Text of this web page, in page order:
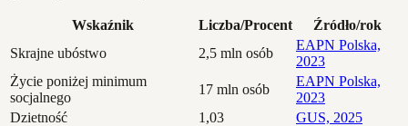
Wskaźnik Liczba/Procent
Źródło/rok
Skrajne ubóstwo
2,5 mln osób
EAPN Polska,
2023
Życie poniżej minimum
socjalnego
17 mln osób
EAPN Polska,
2023
Dzietność
1,03
GUS, 2025